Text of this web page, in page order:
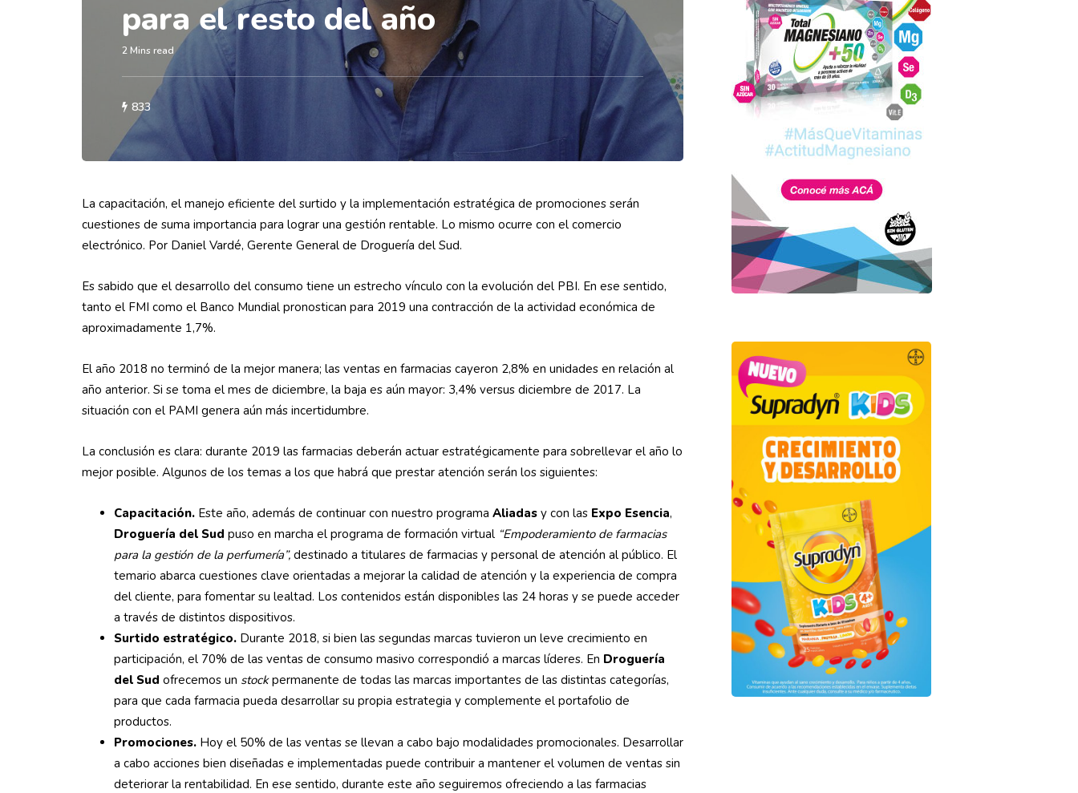
para el resto del año
2 Mins read
833
La capacitación, el manejo eficiente del surtido y la implementación estratégica de promociones serán
cuestiones de suma importancia para lograr una gestión rentable. Lo mismo ocurre con el comercio
electrónico. Por Daniel Vardé, Gerente General de Droguería del Sud.
Es sabido que el desarrollo del consumo tiene un estrecho vínculo con la evolución del PBI. En ese sentido,
tanto el FMI como el Banco Mundial pronostican para 2019 una contracción de la actividad económica de
aproximadamente 1,7%.
El año 2018 no terminó de la mejor manera; las ventas en farmacias cayeron 2,8% en unidades en relación al
año anterior. Si se toma el mes de diciembre, la baja es aún mayor: 3,4% versus diciembre de 2017. La
situación con el PAMI genera aún más incertidumbre.
La conclusión es clara: durante 2019 las farmacias deberán actuar estratégicamente para sobrellevar el año lo
mejor posible. Algunos de los temas a los que habrá que prestar atención serán los siguientes:
Capacitación. Este año, además de continuar con nuestro programa Aliadas y con las Expo Esencia,
Droguería del Sud puso en marcha el programa de formación virtual “Empoderamiento de farmacias
para la gestión de la perfumería”, destinado a titulares de farmacias y personal de atención al público. El
temario abarca cuestiones clave orientadas a mejorar la calidad de atención y la experiencia de compra
del cliente, para fomentar su lealtad. Los contenidos están disponibles las 24 horas y se puede acceder
a través de distintos dispositivos.
Surtido estratégico. Durante 2018, si bien las segundas marcas tuvieron un leve crecimiento en
participación, el 70% de las ventas de consumo masivo correspondió a marcas líderes. En Droguería
del Sud ofrecemos un stockpermanente de todas las marcas importantes de las distintas categorías,
para que cada farmacia pueda desarrollar su propia estrategia y complemente el portafolio de
productos.
Promociones. Hoy el 50% de las ventas se llevan a cabo bajo modalidades promocionales. Desarrollar
a cabo acciones bien diseñadas e implementadas puede contribuir a mantener el volumen de ventas sin
deteriorar la rentabilidad. En ese sentido, durante este año seguiremos ofreciendo a las farmacias